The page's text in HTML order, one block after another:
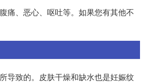
痛、恶心、呕吐等。如果您有其他不
导致的。皮肤干燥和缺水也是妊娠纹